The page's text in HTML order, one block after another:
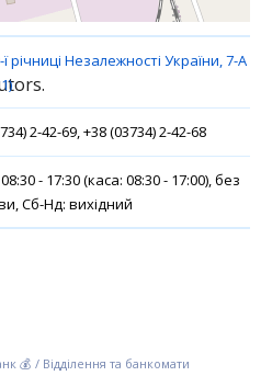
ї річниці Незалежності України, 7-А
2-42-69, +38 (03734) 2-42-68
- 17:30 (каса: 08:30 - 17:00), без
Сб-Нд: вихідний
💰 / Відділення та банкомати